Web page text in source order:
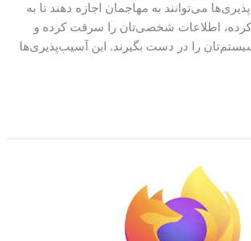
می‌توانند به مهاجمان اجازه دهند تا به
اطلاعات شخصی‌تان را سرقت کرده و
را در دست بگیرند. این آسیب‌پذیری‌ها